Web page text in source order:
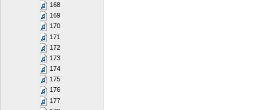
168
169
170
171
172
173
174
175
176
177